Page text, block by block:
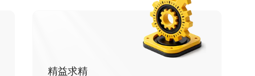
精益求精